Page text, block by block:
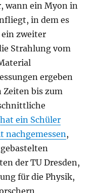
wann ein Myon in
in dem es
zweiter
Strahlung vom
ergeben
Zeiten bis zum
hat ein Schüler
nachgemessen,
der TU Dresden,
für die Physik,